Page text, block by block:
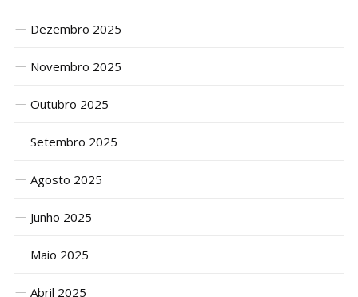
Dezembro 2025
Novembro 2025
Outubro 2025
Setembro 2025
Agosto 2025
Junho 2025
Maio 2025
Abril 2025